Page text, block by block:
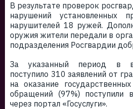
В результате проверок
нарушений установленных
нарушителей 18 ружей.
оружия жители передали в
подразделения Росгвардии
За указанный период в
поступило 310 заявлений от
на оказание
обращений (97%) поступили
через портал «Госуслуги».